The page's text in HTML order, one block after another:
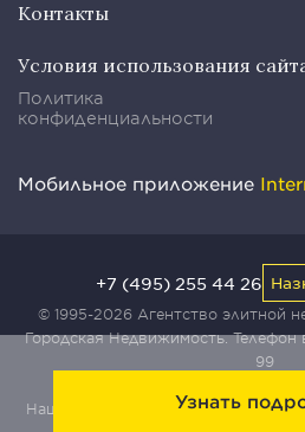
Узнать
Контакты
Условия использования
Политика
конфиденциальности
Мобильное приложение
© 1995-2026 Агентство элитной
Городская Недвижимость.
99
Наш сайт защищен с помощью
+7 (495) 255 44 26